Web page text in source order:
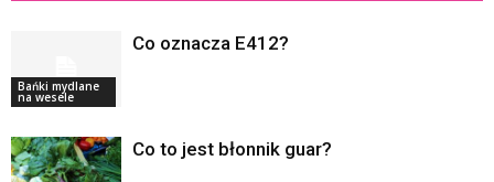
Bańki mydlane
na wesele
Co oznacza E412?
Co to jest błonnik guar?